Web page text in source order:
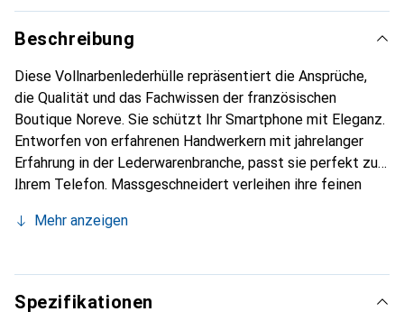
Beschreibung
Diese Vollnarbenlederhülle repräsentiert die Ansprüche,
die Qualität und das Fachwissen der französischen
Boutique Noreve. Sie schützt Ihr Smartphone mit Eleganz.
Entworfen von erfahrenen Handwerkern mit jahrelanger
Erfahrung in der Lederwarenbranche, passt sie perfekt zu
Ihrem Telefon. Massgeschneidert verleihen ihre feinen
und unverzichtbaren Accessoire für Ihr Smartphone. Die
Produkte anerkannt und eine zuverlässige Wahl für eine
anspruchsvolle Klientel.
Mehr anzeigen
Spezifikationen